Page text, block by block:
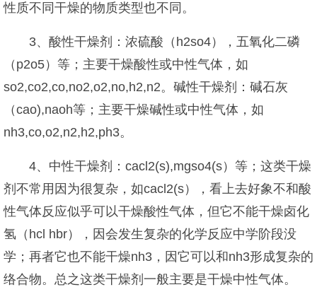
性质不同干燥的物质类型也不同。
3、酸性干燥剂：浓硫酸（h2so4），五氧化二磷
（p2o5）等；主要干燥酸性或中性气体，如
so2,co2,co,no2,o2,no,h2,n2。碱性干燥剂：碱石灰
（cao),naoh等；主要干燥碱性或中性气体，如
nh3,co,o2,n2,h2,ph3。
4、中性干燥剂：cacl2(s),mgso4(s）等；这类干燥
剂不常用因为很复杂，如cacl2(s），看上去好象不和酸
性气体反应似乎可以干燥酸性气体，但它不能干燥卤化
氢（hcl hbr），因会发生复杂的化学反应中学阶段没
学；再者它也不能干燥nh3，因它可以和nh3形成复杂的
络合物。总之这类干燥剂一般主要是干燥中性气体。